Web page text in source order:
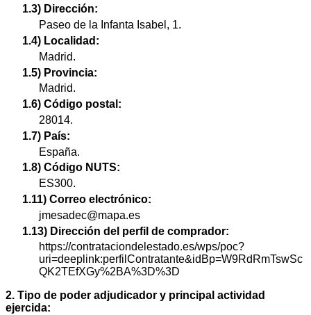
1.3) Dirección:
Paseo de la Infanta Isabel, 1.
1.4) Localidad:
Madrid.
1.5) Provincia:
Madrid.
1.6) Código postal:
28014.
1.7) País:
España.
1.8) Código NUTS:
ES300.
1.11) Correo electrónico:
jmesadec@mapa.es
1.13) Dirección del perfil de comprador:
https://contrataciondelestado.es/wps/poc?
uri=deeplink:perfilContratante&idBp=W9RdRmTswSc
QK2TEfXGy%2BA%3D%3D
2. Tipo de poder adjudicador y principal actividad
ejercida: